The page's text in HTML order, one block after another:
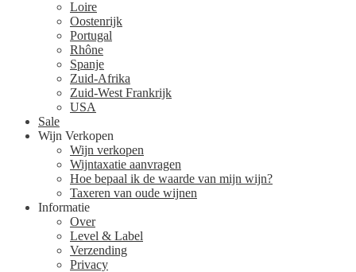
Loire
Oostenrijk
Portugal
Rhône
Spanje
Zuid-Afrika
Zuid-West Frankrijk
USA
Sale
Wijn Verkopen
Wijn verkopen
Wijntaxatie aanvragen
Hoe bepaal ik de waarde van mijn wijn?
Taxeren van oude wijnen
Informatie
Over
Level & Label
Verzending
Privacy